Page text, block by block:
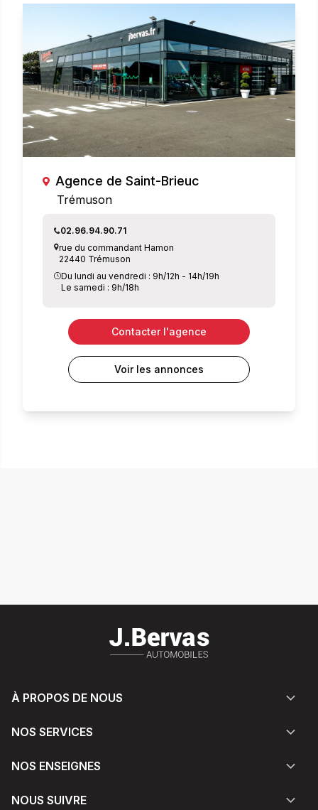
Agence de Saint-Brieuc
Trémuson
02.96.94.90.71
rue du commandant Hamon
22440 Trémuson
Du lundi au vendredi : 9h/12h - 14h/19h
Le samedi : 9h/18h
Contacter l'agence
Voir les annonces
À PROPOS DE NOUS
NOS SERVICES
NOS ENSEIGNES
NOUS SUIVRE